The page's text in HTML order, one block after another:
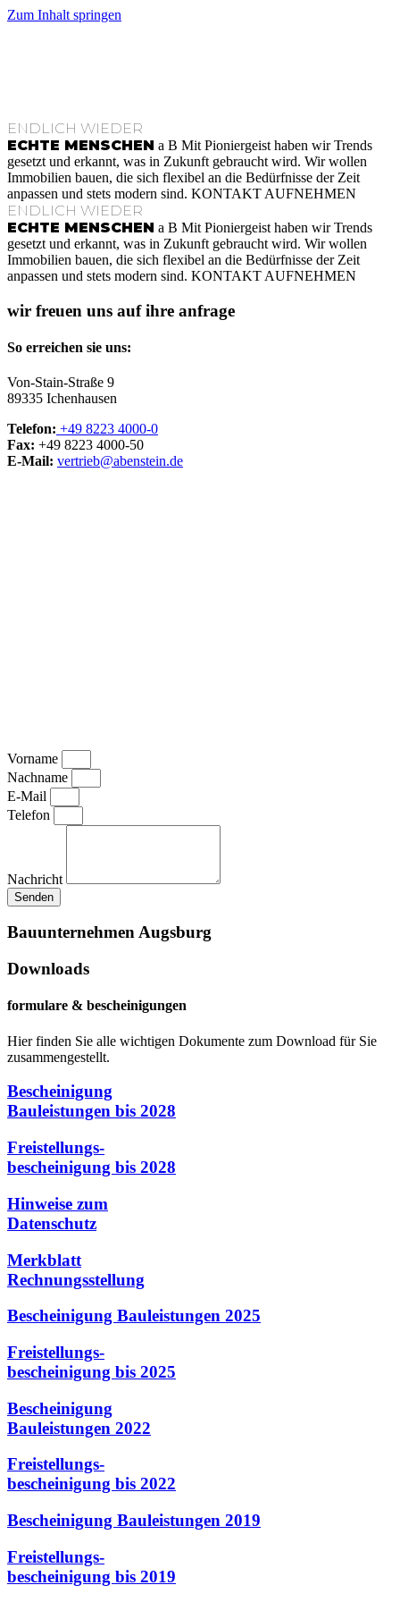
Zum Inhalt springen
ENDLICH WIEDER
ECHTE MENSCHEN a B Mit Pioniergeist haben wir Trends
gesetzt und erkannt, was in Zukunft gebraucht wird. Wir wollen
Immobilien bauen, die sich flexibel an die Bedürfnisse der Zeit
anpassen und stets modern sind. KONTAKT AUFNEHMEN
ENDLICH WIEDER
ECHTE MENSCHEN a B Mit Pioniergeist haben wir Trends
gesetzt und erkannt, was in Zukunft gebraucht wird. Wir wollen
Immobilien bauen, die sich flexibel an die Bedürfnisse der Zeit
anpassen und stets modern sind. KONTAKT AUFNEHMEN
wir freuen uns auf ihre anfrage
So erreichen sie uns:
Von-Stain-Straße 9
89335 Ichenhausen
Telefon: +49 8223 4000-0
Fax: +49 8223 4000-50
E-Mail: vertrieb@abenstein.de
Vorname
Nachname
E-Mail
Telefon
Nachricht
Senden
Bauunternehmen Augsburg
Downloads
formulare & bescheinigungen
Hier finden Sie alle wichtigen Dokumente zum Download für Sie
zusammengestellt.
Bescheinigung
Bauleistungen bis 2028
Freistellungs-
bescheinigung bis 2028
Hinweise zum
Datenschutz
Merkblatt
Rechnungsstellung
Bescheinigung Bauleistungen 2025
Freistellungs-
bescheinigung bis 2025
Bescheinigung
Bauleistungen 2022
Freistellungs-
bescheinigung bis 2022
Bescheinigung Bauleistungen 2019
Freistellungs-
bescheinigung bis 2019